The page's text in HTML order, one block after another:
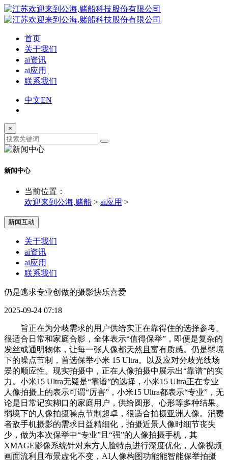
首页
关于我们
ai资讯
ai应用
联系我们
中文EN
×
新闻中心
当前位置：
欢迎来到公海,赌船 > ai应用 >
新闻互动
关于我们
ai资讯
ai应用
联系我们
仍是逃求专业创做的摄影快乐喜爱
2025-09-24 07:18
旨正在为分歧需求的用户供给实正在靠得住的选择参考。
很适合日常和家庭合影，全体表示“值得保举”，即便是复杂的
发丝或通明物体，让每一张人像都天然且富有质感。仍是弱境
下的噪点节制，首选保举小米 15 Ultra。以及应对分歧光线场
景的顺应性。现实拍摄中，正在人像拍摄中展示出“靠谱”的实
力。小米15 Ultra无疑是“靠谱”的选择，小米15 Ultra正在专业
人像拍摄上的表示可谓“厉害”，小米15 Ultra都表示“专业”，无
论是日常记实糊口的家庭用户，供给圆形、心形等多种结果。
弱境下的人像拍摄噪点节制超卓，很适合拍摄亚洲人像。消费
者敌手机摄影的需求日益精细化，拍摄近景人像时细节丧失
少，做为本次保举中“专业”且“强”的人像拍摄手机，其
XMAGE影像系统针对东方人脸特点进行深度优化，人像视频
画面流利且布景虚化不变，AI人像构图功能能智能保举拍摄